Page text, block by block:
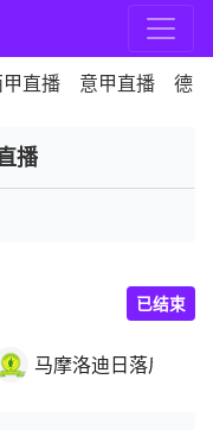
直播 意甲直播 德
播
马摩洛迪日落后备队
已结束